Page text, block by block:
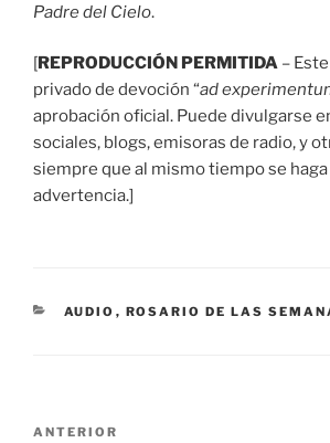
Padre del Cielo.
[REPRODUCCIÓN PERMITIDA –
privado de devoción “ad
aprobación oficial. Puede divulgarse
sociales, blogs, emisoras de radio, y
siempre que al mismo tiempo se
advertencia.]
CATEGORÍAS
AUDIO , ROSARIO DE LAS
Entrada
ANTERIOR